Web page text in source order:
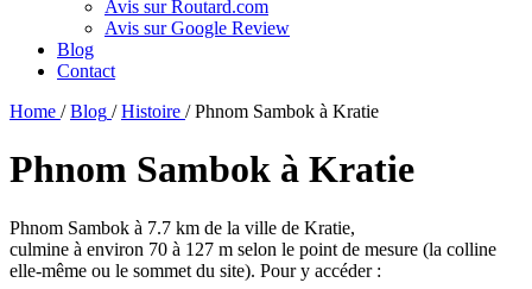
Avis sur Routard.com
Avis sur Google Review
Blog
Contact
Home /Blog /Histoire /Phnom Sambok à Kratie
Phnom Sambok à Kratie
Phnom Sambok à 7.7 km de la ville de Kratie,
culmine à environ 70 à 127 m selon le point de mesure (la colline
elle-même ou le sommet du site). Pour y accéder :